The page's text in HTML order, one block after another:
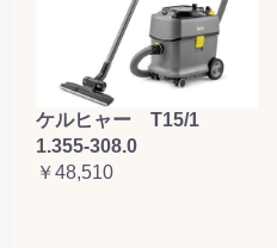
ケルヒャー T15/1
1.355-308.0
￥48,510